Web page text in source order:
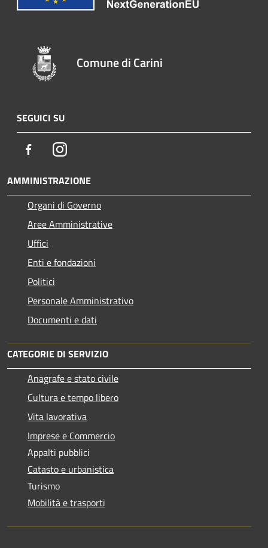
Comune di Carini
SEGUICI SU
FacebookInstagram
AMMINISTRAZIONE
Organi di Governo
Aree Amministrative
Uffici
Enti e fondazioni
Politici
Personale Amministrativo
Documenti e dati
CATEGORIE DI SERVIZIO
Anagrafe e stato civile
Cultura e tempo libero
Vita lavorativa
Imprese e Commercio
Appalti pubblici
Catasto e urbanistica
Turismo
Mobilità e trasporti